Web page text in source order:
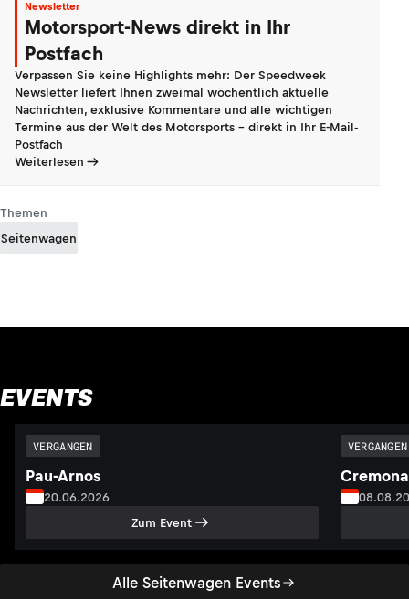
Newsletter
Motorsport-News direkt in Ihr
Postfach
Verpassen Sie keine Highlights mehr: Der Speedweek
Newsletter liefert Ihnen zweimal wöchentlich aktuelle
Nachrichten, exklusive Kommentare und alle wichtigen
Termine aus der Welt des Motorsports - direkt in Ihr E-Mail-
Postfach
Weiterlesen
Themen
Seitenwagen
EVENTS
Alle Seitenwagen Events
VERGANGEN
Pau-Arnos
20.06.2026
Zum Event
VERGANGEN
Cremona